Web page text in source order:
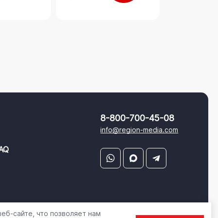
8-800-700-45-08
info@region-media.com
сайте, что позволяет нам